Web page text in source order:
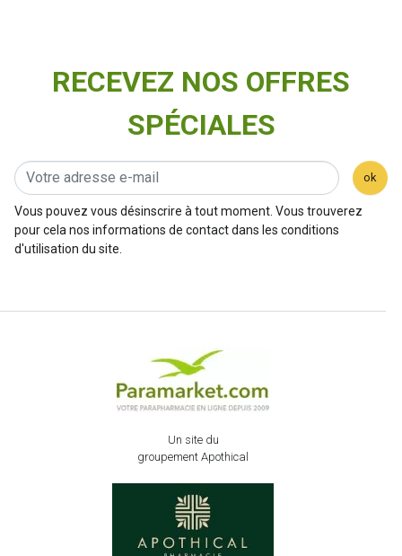
RECEVEZ NOS OFFRES
SPÉCIALES
ok
Vous pouvez vous désinscrire à tout moment. Vous trouverez
pour cela nos informations de contact dans les conditions
d'utilisation du site.
Un site du
groupement Apothical